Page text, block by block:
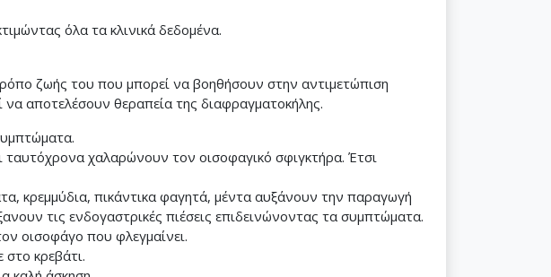
όλα τα κλινικά δεδομένα.
ζωής του που μπορεί να βοηθήσουν στην αντιμετώπιση
αποτελέσουν θεραπεία της διαφραγματοκήλης.
ταυτόχρονα χαλαρώνουν τον οισοφαγικό σφιγκτήρα. Έτσι
κρεμμύδια, πικάντικα φαγητά, μέντα αυξάνουν την παραγωγή
τις ενδογαστρικές πιέσεις επιδεινώνοντας τα συμπτώματα.
οισοφάγο που φλεγμαίνει.
κρεβάτι.